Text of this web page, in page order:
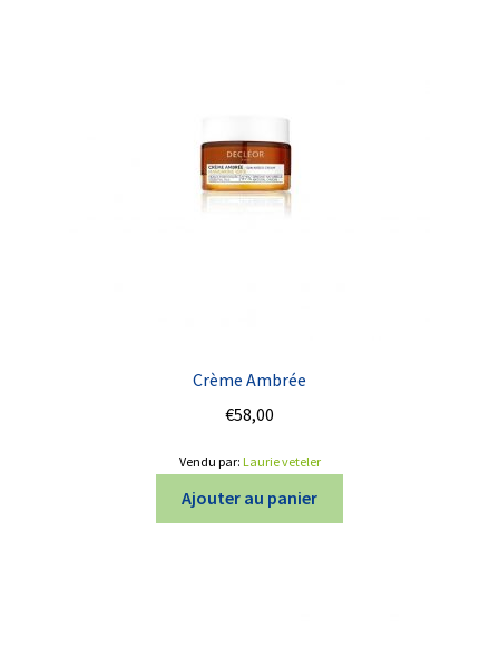
Crème Ambrée
€58,00
Vendu par: Laurie veteler
Ajouter au panier